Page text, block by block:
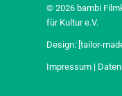
© 2026 bambi
für Kultur e.V.
Design: [tailor-
Impressum |